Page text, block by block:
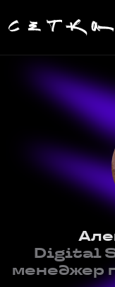
Digital
менеджер